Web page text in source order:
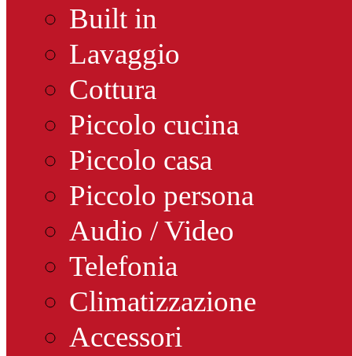
Built in
Lavaggio
Cottura
Piccolo cucina
Piccolo casa
Piccolo persona
Audio / Video
Telefonia
Climatizzazione
Accessori